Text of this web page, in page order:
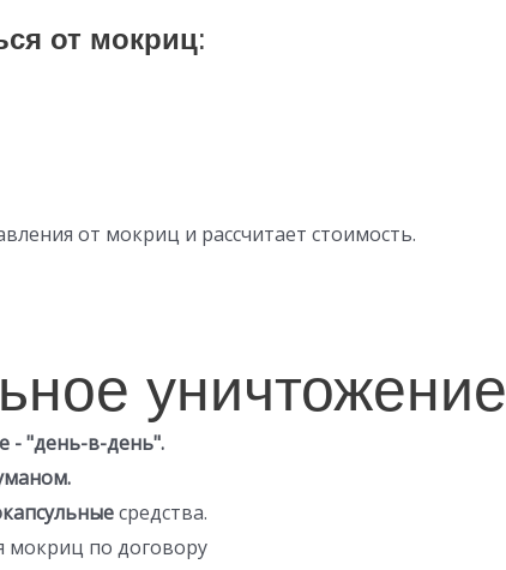
от мокриц:
от мокриц и рассчитает стоимость.
уничтожение
- "день-в-день".
средства.
мокриц по договору